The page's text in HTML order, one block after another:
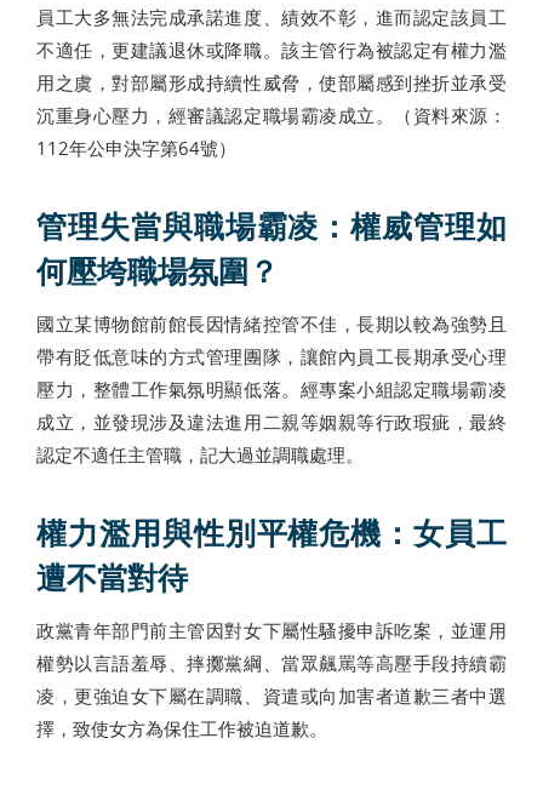
員工大多無法完成承諾進度、績效不彰，進而認定該員工
不適任，更建議退休或降職。該主管行為被認定有權力濫
用之虞，對部屬形成持續性威脅，使部屬感到挫折並承受
沉重身心壓力，經審議認定職場霸凌成立。（資料來源：
112年公申決字第64號）
管理失當與職場霸凌：權威管理如
何壓垮職場氛圍？
國立某博物館前館長因情緒控管不佳，長期以較為強勢且
帶有貶低意味的方式管理團隊，讓館內員工長期承受心理
壓力，整體工作氣氛明顯低落。經專案小組認定職場霸凌
成立，並發現涉及違法進用二親等姻親等行政瑕疵，最終
認定不適任主管職，記大過並調職處理。
權力濫用與性別平權危機：女員工
遭不當對待
政黨青年部門前主管因對女下屬性騷擾申訴吃案，並運用
權勢以言語羞辱、摔擲黨綱、當眾飆罵等高壓手段持續霸
凌，更強迫女下屬在調職、資遣或向加害者道歉三者中選
擇，致使女方為保住工作被迫道歉。